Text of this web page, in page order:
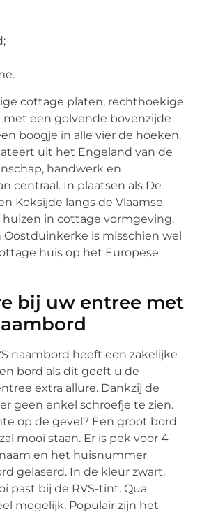
cottage platen, rechthoekige
een golvende bovenzijde
boogje in alle vier de hoeken.
uit het Engeland van de
handwerk en
centraal. In plaatsen als De
Koksijde langs de Vlaamse
in cottage vormgeving.
Oostduinkerke is misschien wel
huis op het Europese
bij uw entree met
naambord heeft een zakelijke
bord als dit geeft u de
extra allure. Dankzij de
geen enkel schroefje te zien.
op de gevel? Een groot bord
mooi staan. Er is pek voor 4
en het huisnummer
gelaserd. In de kleur zwart,
past bij de RVS-tint. Qua
mogelijk. Populair zijn het